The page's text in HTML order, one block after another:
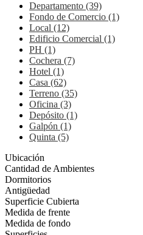
Departamento (39)
Fondo de Comercio (1)
Local (12)
Edificio Comercial (1)
PH (1)
Cochera (7)
Hotel (1)
Casa (62)
Terreno (35)
Oficina (3)
Depósito (1)
Galpón (1)
Quinta (5)
Ubicación
Cantidad de Ambientes
Dormitorios
Antigüedad
Superficie Cubierta
Medida de frente
Medida de fondo